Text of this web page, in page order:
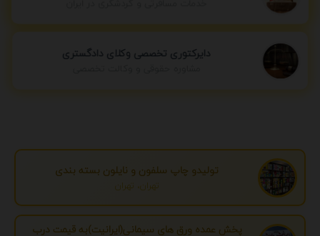
دایرکتوری تخصصی وکلای دادگستری
تولیدو چاپ سلفون و نایلون بسته بندی
تهران، تهران
پخش عمده ورق های سیمانی(ایرانیت)به قیمت درب